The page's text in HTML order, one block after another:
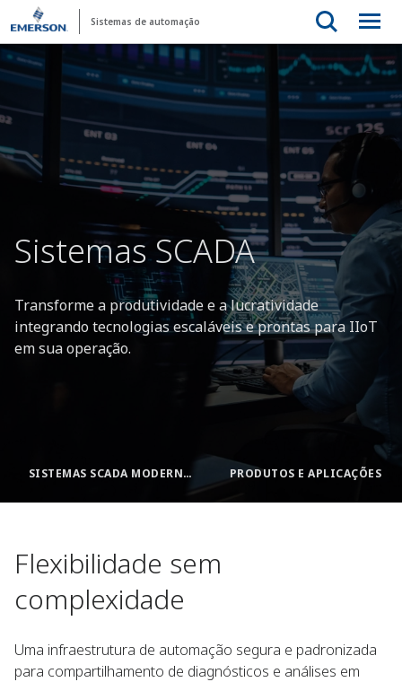
Sistemas de automação
Sistemas SCADA
Transforme a produtividade e a lucratividade
integrando tecnologias escaláveis e prontas para IIoT
em sua operação.
SISTEMAS SCADA MODERNOS PARA SETORES ESSENCIAIS PRODUTOS E APLICAÇÕES
Flexibilidade sem
complexidade
Uma infraestrutura de automação segura e padronizada
para compartilhamento de diagnósticos e análises em